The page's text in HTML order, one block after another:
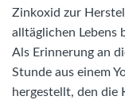
Zinkoxid zur
alltäglichen Lebens
Als Erinnerung an
Stunde aus einem
hergestellt, den die